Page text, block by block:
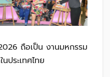
ถือเป็น งานมหกรรม
ประเทศไทย